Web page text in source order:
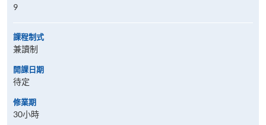
9
課程制式
兼讀制
開課日期
待定
修業期
30小時